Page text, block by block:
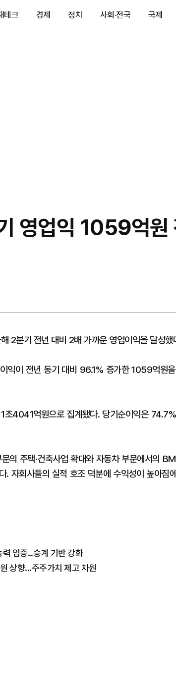
테크 경제 정치 사회·전국 국제
영업익 1059억
2분기 전년 대비 2배 가까운 영업이익을 달성했
익이 전년 동기 대비 96.1% 증가한 1059억원
조4041억원으로 집계됐다. 당기순이익은
의 주택·건축사업 확대와 자동차 부문에서의
. 자회사들의 실적 호조 덕분에 수익성이 높아짐
입증…승계 기반 강화
상향...주주가치 제고 차원